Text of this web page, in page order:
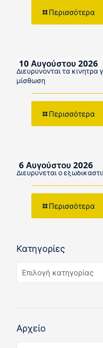
Περισσότερα
10 Αυγούστου 2026
Διευρύνονται τα κίνητρα
μίσθωση
Περισσότερα
6 Αυγούστου 2026
Διευρύνεται ο
Περισσότερα
Κατηγορίες
Αρχείο